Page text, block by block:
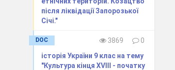
після ліквідації Запорозької
Січі."
DOC 3869
0
історія України 9 клас на тему
"Культура кінця ХVІІІ - початку